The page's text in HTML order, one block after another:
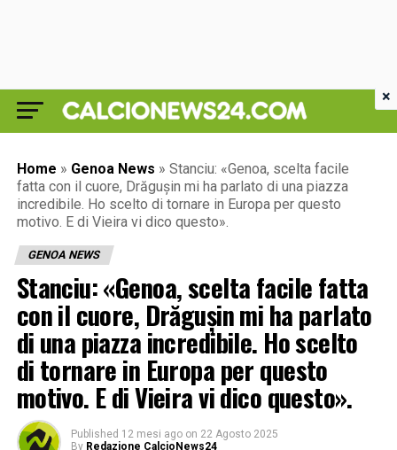
Home » Genoa News » Stanciu: «Genoa, scelta facile
fatta con il cuore, Drăgușin mi ha parlato di una piazza
incredibile. Ho scelto di tornare in Europa per questo
motivo. E di Vieira vi dico questo».
GENOA NEWS
Stanciu: «Genoa, scelta facile fatta
con il cuore, Drăgușin mi ha parlato
di una piazza incredibile. Ho scelto
di tornare in Europa per questo
motivo. E di Vieira vi dico questo».
Published 12 mesi ago on 22 Agosto 2025
By Redazione CalcioNews24
×